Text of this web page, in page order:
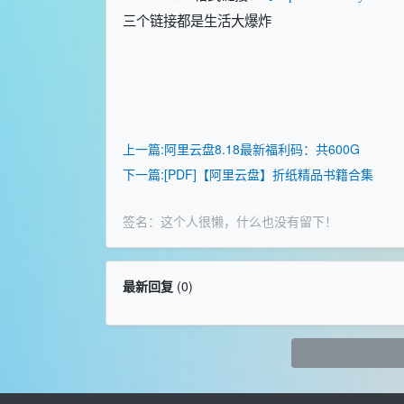
三个链接都是生活大爆炸
上一篇:阿里云盘8.18最新福利码：共600G
下一篇:[PDF]【阿里云盘】折纸精品书籍合集
签名：这个人很懒，什么也没有留下！
最新回复(0)